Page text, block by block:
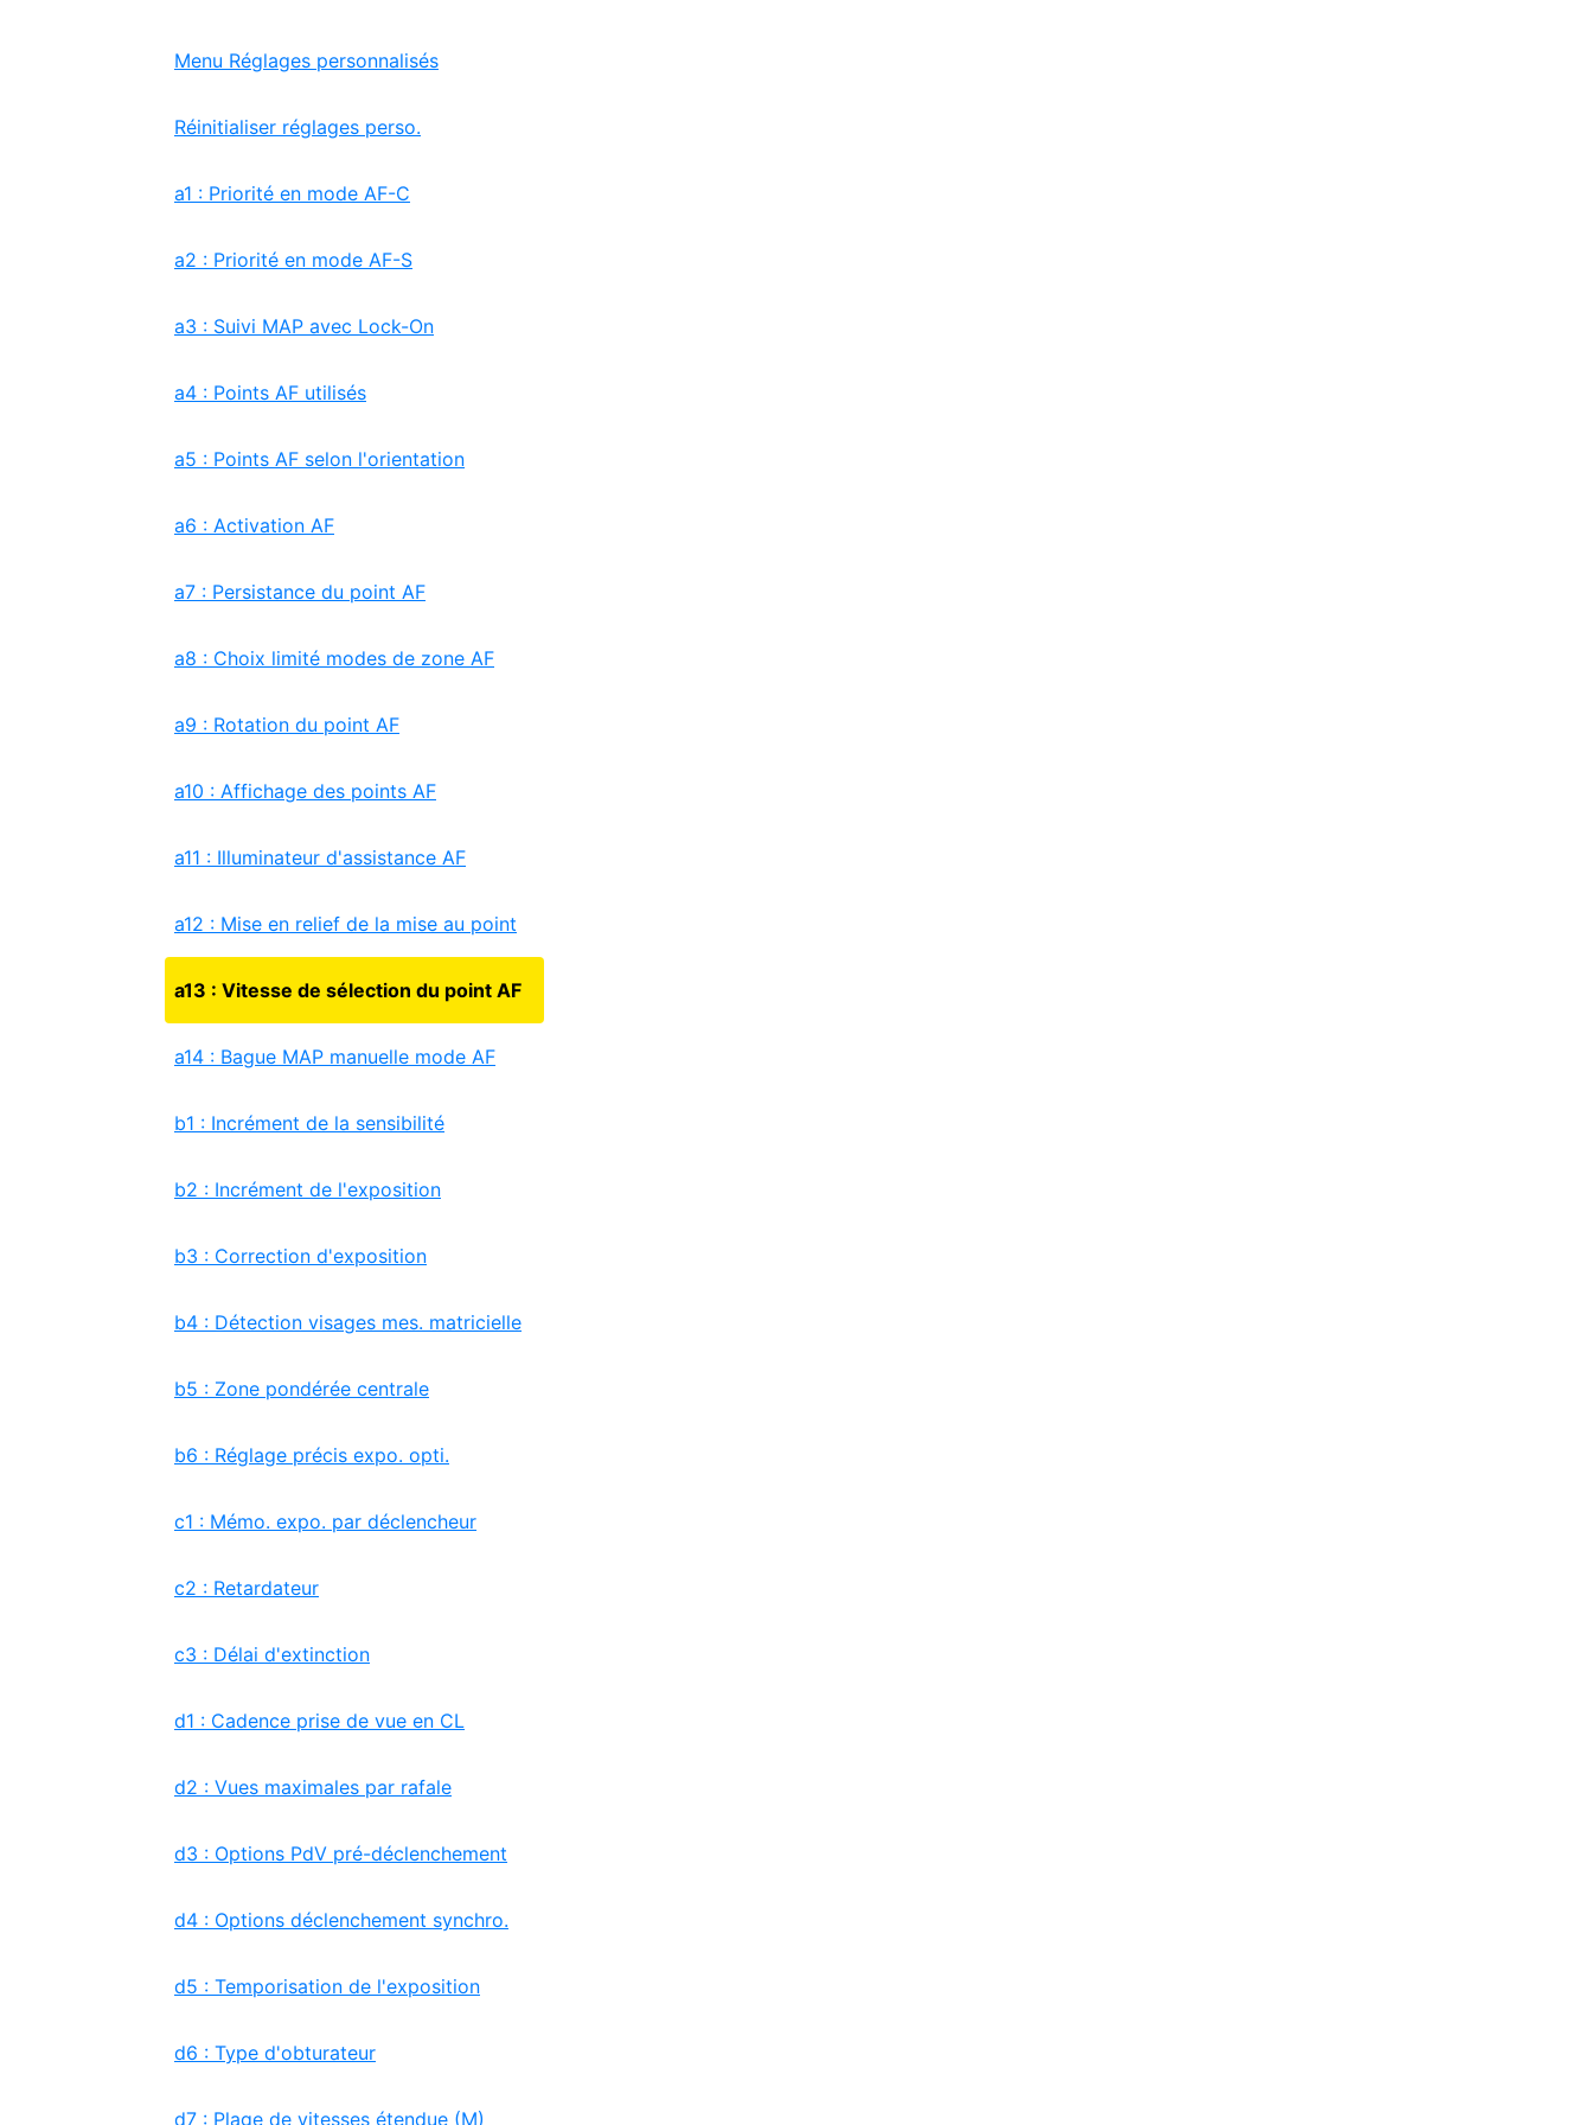
Menu Réglages personnalisés
Réinitialiser réglages perso.
a1 : Priorité en mode AF-C
a2 : Priorité en mode AF-S
a3 : Suivi MAP avec Lock-On
a4 : Points AF utilisés
a5 : Points AF selon l'orientation
a6 : Activation AF
a7 : Persistance du point AF
a8 : Choix limité modes de zone AF
a9 : Rotation du point AF
a10 : Affichage des points AF
a11 : Illuminateur d'assistance AF
a12 : Mise en relief de la mise au point
a13 : Vitesse de sélection du point AF
a14 : Bague MAP manuelle mode AF
b1 : Incrément de la sensibilité
b2 : Incrément de l'exposition
b3 : Correction d'exposition
b4 : Détection visages mes. matricielle
b5 : Zone pondérée centrale
b6 : Réglage précis expo. opti.
c1 : Mémo. expo. par déclencheur
c2 : Retardateur
c3 : Délai d'extinction
d1 : Cadence prise de vue en CL
d2 : Vues maximales par rafale
d3 : Options PdV pré-déclenchement
d4 : Options déclenchement synchro.
d5 : Temporisation de l'exposition
d6 : Type d'obturateur
d7 : Plage de vitesses étendue (M)